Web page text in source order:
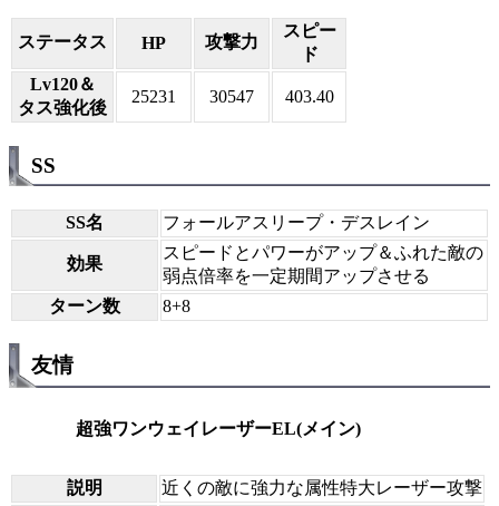
ステータス HP 攻撃力
スピー
ド
Lv120＆
タス強化後
25231 30547 403.40
SS
SS名 フォールアスリープ・デスレイン
効果
スピードとパワーがアップ＆ふれた敵の
弱点倍率を一定期間アップさせる
ターン数
8+8
友情
超強ワンウェイレーザーEL(メイン)
説明
近くの敵に強力な属性特大レーザー攻撃